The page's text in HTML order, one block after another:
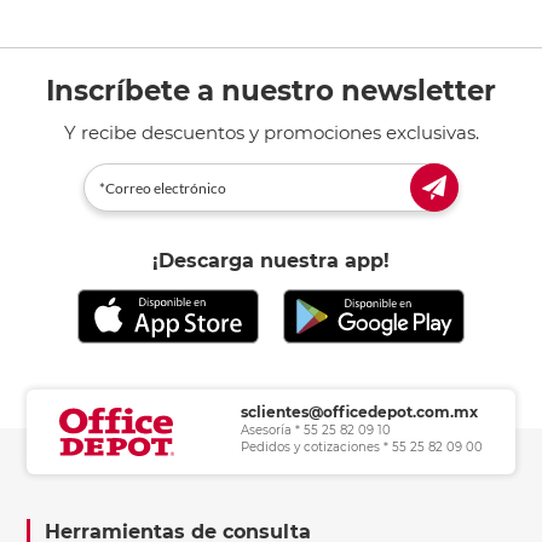
Inscríbete a nuestro newsletter
Y recibe descuentos y promociones exclusivas.
¡Descarga nuestra app!
sclientes@officedepot.com.mx
Asesoría * 55 25 82 09 10
Pedidos y cotizaciones * 55 25 82 09 00
Herramientas de consulta